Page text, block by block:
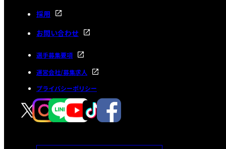
採用
お問い合わせ
選手募集要項
運営会社/募集求人
プライバシーポリシー